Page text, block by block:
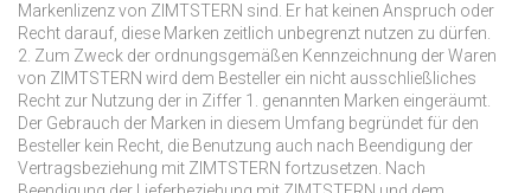
Markenlizenz von ZIMTSTERN sind. Er hat keinen Anspruch oder
Recht darauf, diese Marken zeitlich unbegrenzt nutzen zu dürfen.
2. Zum Zweck der ordnungsgemäßen Kennzeichnung der Waren
von ZIMTSTERN wird dem Besteller ein nicht ausschließliches
Recht zur Nutzung der in Ziffer 1. genannten Marken eingeräumt.
Der Gebrauch der Marken in diesem Umfang begründet für den
Besteller kein Recht, die Benutzung auch nach Beendigung der
Vertragsbeziehung mit ZIMTSTERN fortzusetzen. Nach